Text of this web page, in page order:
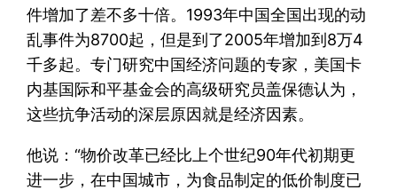
件增加了差不多十倍。1993年中国全国出现的动
乱事件为8700起，但是到了2005年增加到8万4
千多起。专门研究中国经济问题的专家，美国卡
内基国际和平基金会的高级研究员盖保德认为，
这些抗争活动的深层原因就是经济因素。
他说：“物价改革已经比上个世纪90年代初期更
进一步，在中国城市，为食品制定的低价制度已